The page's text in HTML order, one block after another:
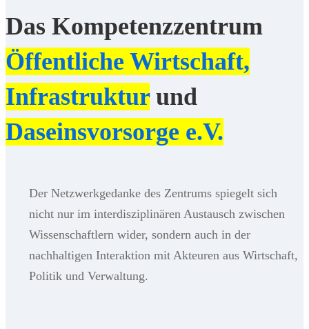
Das Kompetenzzentrum
Öffentliche Wirtschaft,
Infrastrukturund
Daseinsvorsorge e.V.
Der Netzwerkgedanke des Zentrums spiegelt sich
nicht nur im interdisziplinären Austausch zwischen
Wissenschaftlern wider, sondern auch in der
nachhaltigen Interaktion mit Akteuren aus Wirtschaft,
Politik und Verwaltung.